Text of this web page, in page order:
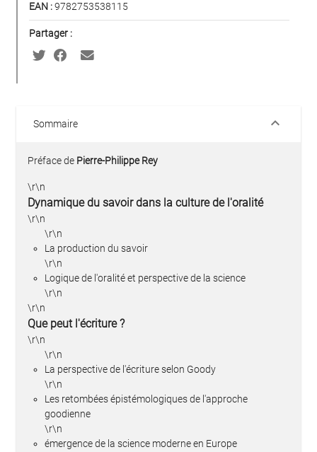
EAN :9782753538115
Partager :
Sommaire keyboard_arrow_down
Préface de Pierre-Philippe Rey
\r\n
Dynamique du savoir dans la culture de l'oralité
\r\n
\r\n
La production du savoir
\r\n
Logique de l'oralité et perspective de la science
\r\n
\r\n
Que peut l'écriture ?
\r\n
\r\n
La perspective de l'écriture selon Goody
\r\n
Les retombées épistémologiques de l'approche
goodienne
\r\n
émergence de la science moderne en Europe